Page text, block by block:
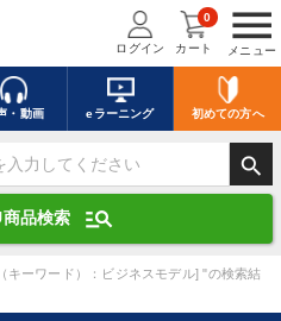
menu
メニュー
ログイン カート
0
・動画 eラーニング 初めての方へ
search
品検索 manage_search
す
に表示する
条件で検索
キーワード）：ビジネスモデル] "の検索結